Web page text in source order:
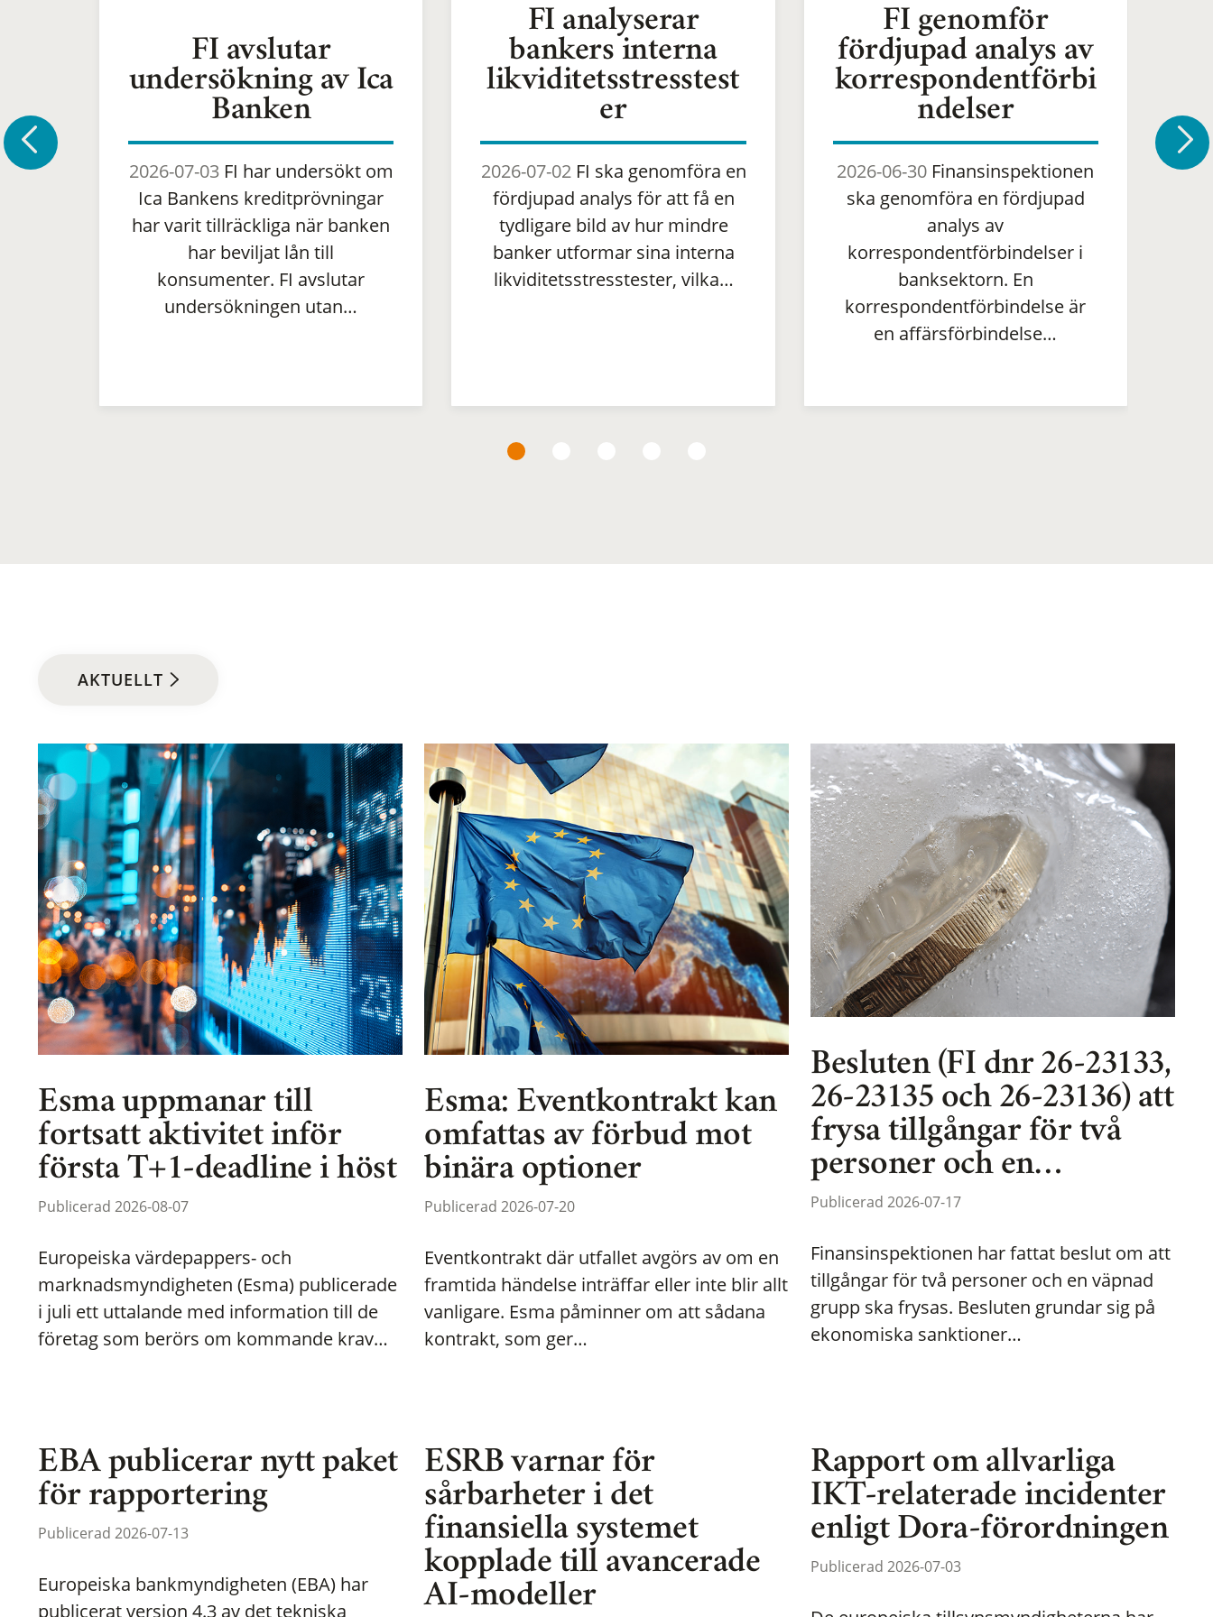
FI avslutar
undersökning av Ica
Banken
2026-07-03FI har undersökt om
Ica Bankens kreditprövningar
har varit tillräckliga när banken
har beviljat lån till
konsumenter. FI avslutar
undersökningen utan…
FI analyserar
bankers interna
likviditetsstresstest
er
2026-07-02FI ska genomföra en
fördjupad analys för att få en
tydligare bild av hur mindre
banker utformar sina interna
likviditetsstresstester, vilka…
FI genomför
fördjupad analys av
korrespondentförbi
ndelser
2026-06-30 Finansinspektionen
ska genomföra en fördjupad
analys av
korrespondentförbindelser i
banksektorn. En
korrespondentförbindelse är
en affärsförbindelse…
AKTUELLT
Esma uppmanar till
fortsatt aktivitet inför
första T+1-deadline i höst
Publicerad 2026-08-07
Europeiska värdepappers- och
marknadsmyndigheten (Esma) publicerade
i juli ett uttalande med information till de
företag som berörs om kommande krav…
Esma: Eventkontrakt kan
omfattas av förbud mot
binära optioner
Publicerad 2026-07-20
Eventkontrakt där utfallet avgörs av om en
framtida händelse inträffar eller inte blir allt
vanligare. Esma påminner om att sådana
kontrakt, som ger…
Besluten (FI dnr 26-23133,
26-23135 och 26-23136) att
frysa tillgångar för två
personer och en…
Publicerad 2026-07-17
Finansinspektionen har fattat beslut om att
tillgångar för två personer och en väpnad
grupp ska frysas. Besluten grundar sig på
ekonomiska sanktioner…
EBA publicerar nytt paket
för rapportering
Publicerad 2026-07-13
Europeiska bankmyndigheten (EBA) har
publicerat version 4.3 av det tekniska
ESRB varnar för
sårbarheter i det
finansiella systemet
kopplade till avancerade
AI-modeller
Rapport om allvarliga
IKT-relaterade incidenter
enligt Dora-förordningen
Publicerad 2026-07-03